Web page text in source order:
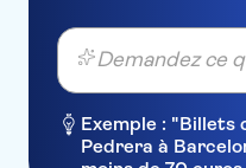
Demandez ce
Exemple : "Billets
Pedrera à